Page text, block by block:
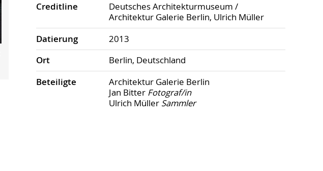
Credit­line
Deutsches Architekturmuseum /
Architektur Galerie Berlin, Ulrich Müller
Datierung
2013
Ort
Berlin, Deutschland
Beteiligte
Architektur Galerie Berlin
Jan Bitter Fotograf/in
Ulrich Müller Sammler